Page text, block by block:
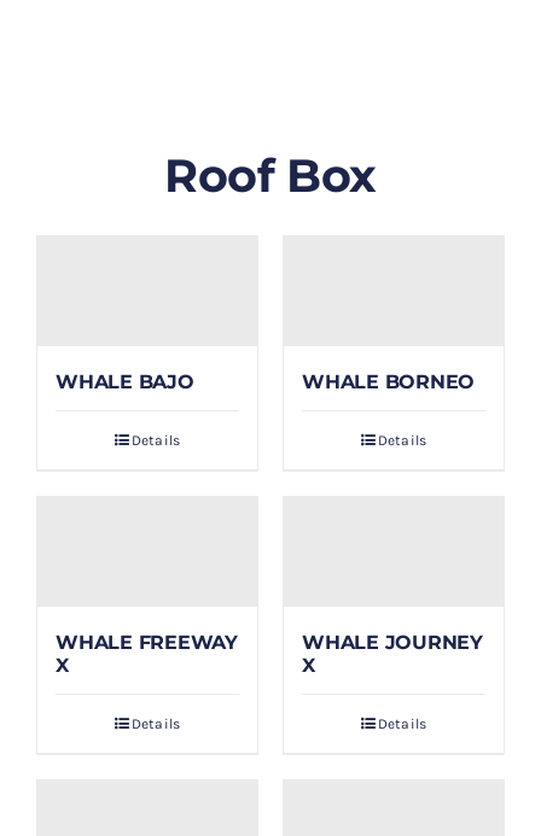
PAYMENT
Roof Box
WHALE BAJO
Details
WHALE BORNEO
Details
WHALE FREEWAY
X
Details
WHALE JOURNEY
X
Details